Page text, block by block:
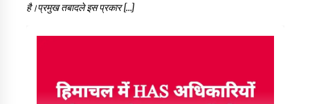
है।प्रमुख तबादले इस प्रकार […]